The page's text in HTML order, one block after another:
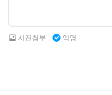
사진첨부 익명